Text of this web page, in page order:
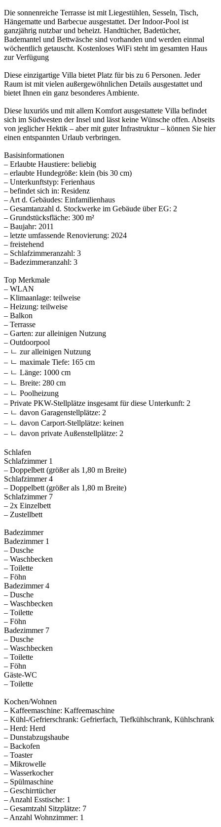
Die sonnenreiche Terrasse ist mit Liegestühlen, Sesseln, Tisch,
Hängematte und Barbecue ausgestattet. Der Indoor-Pool ist
ganzjährig nutzbar und beheizt. Handtücher, Badetücher,
Bademantel und Bettwäsche sind vorhanden und werden einmal
wöchentlich getauscht. Kostenloses WiFi steht im gesamten Haus
zur Verfügung
Diese einzigartige Villa bietet Platz für bis zu 6 Personen. Jeder
Raum ist mit vielen außergewöhnlichen Details ausgestattet und
bietet Ihnen ein ganz besonderes Ambiente.
Diese luxuriös und mit allem Komfort ausgestattete Villa befindet
sich im Südwesten der Insel und lässt keine Wünsche offen. Abseits
von jeglicher Hektik – aber mit guter Infrastruktur – können Sie hier
einen entspannten Urlaub verbringen.
Basisinformationen
– Erlaubte Haustiere: beliebig
– erlaubte Hundegröße: klein (bis 30 cm)
– Unterkunftstyp: Ferienhaus
– befindet sich in: Residenz
– Art d. Gebäudes: Einfamilienhaus
– Gesamtanzahl d. Stockwerke im Gebäude über EG: 2
– Grundstücksfläche: 300 m²
– Baujahr: 2011
– letzte umfassende Renovierung: 2024
– freistehend
– Schlafzimmeranzahl: 3
– Badezimmeranzahl: 3
Top Merkmale
– WLAN
– Klimaanlage: teilweise
– Heizung: teilweise
– Balkon
– Terrasse
– Garten: zur alleinigen Nutzung
– Outdoorpool
– ㄴ zur alleinigen Nutzung
– ㄴ maximale Tiefe: 165 cm
– ㄴ Länge: 1000 cm
– ㄴ Breite: 280 cm
– ㄴ Poolheizung
– Private PKW-Stellplätze insgesamt für diese Unterkunft: 2
– ㄴ davon Garagenstellplätze: 2
– ㄴ davon Carport-Stellplätze: keinen
– ㄴ davon private Außen­stellplätze: 2
Schlafen
Schlafzimmer 1
– Doppelbett (größer als 1,80 m Breite)
Schlafzimmer 4
– Doppelbett (größer als 1,80 m Breite)
Schlafzimmer 7
– 2x Einzelbett
– Zustellbett
Badezimmer
Badezimmer 1
– Dusche
– Waschbecken
– Toilette
– Föhn
Badezimmer 4
– Dusche
– Waschbecken
– Toilette
– Föhn
Badezimmer 7
– Dusche
– Waschbecken
– Toilette
– Föhn
Gäste-WC
– Toilette
Kochen/Wohnen
– Kaffeemaschine: Kaffeemaschine
– Kühl-/Gefrierschrank: Gefrierfach, Tiefkühlschrank, Kühlschrank
– Herd: Herd
– Dunstabzugshaube
– Backofen
– Toaster
– Mikrowelle
– Wasserkocher
– Spülmaschine
– Geschirrtücher
– Anzahl Esstische: 1
– Gesamtzahl Sitzplätze: 7
– Anzahl Wohnzimmer: 1